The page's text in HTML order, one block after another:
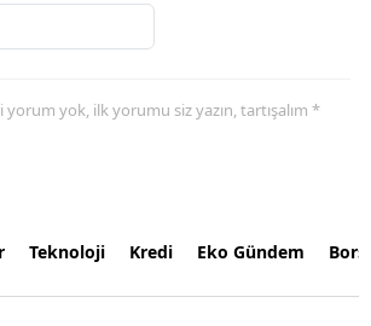
yok, ilk yorumu siz yazın, tartışalım *
Teknoloji Kredi Eko Gündem